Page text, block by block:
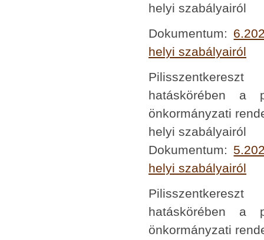
helyi szabályairól
Dokumentum:
helyi szabályairól
Pilisszentkereszt
hatáskörében a
önkormányzati
helyi szabályairól
Dokumentum:
helyi szabályairól
Pilisszentkereszt
hatáskörében a
önkormányzati